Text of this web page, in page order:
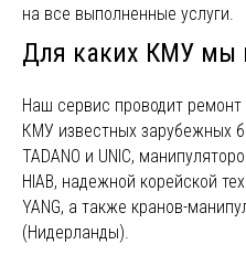
на все выполненные услуги.
Для каких КМУ мы
Наш сервис проводит
КМУ известных зарубежных
TADANO и UNIC,
HIAB, надежной корейской
YANG, а также кранов-
(Нидерланды).
+7